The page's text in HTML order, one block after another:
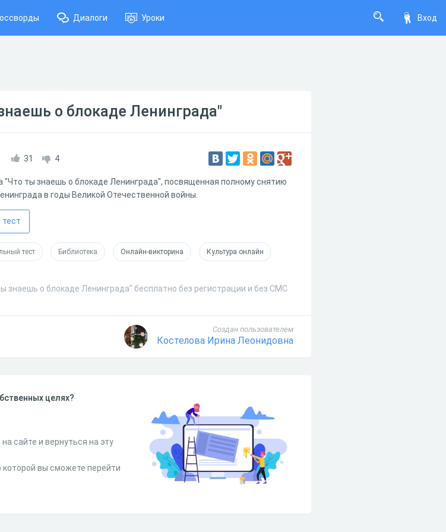
Вход
Диалоги Уроки
о блокаде Ленинграда"
31 4
"Что ты знаешь о блокаде Ленинграда", посвященная полному снятию
в годы Великой Отечественной войны.
тест
тест Библиотека Онлайн-викторина Культура онлайн
знаешь о блокаде Ленинграда" бесплатно без регистрации и без СМС
Создан пользователем
Костелова Ирина Леонидовна
целях?
сайте и вернуться на эту
которой вы сможете перейти